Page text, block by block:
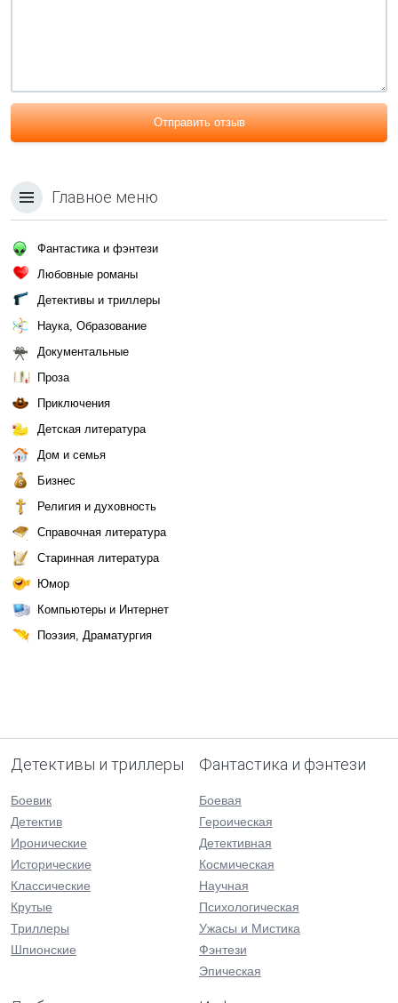
Отправить отзыв
Главное меню
Фантастика и фэнтези
Любовные романы
Детективы и триллеры
Наука, Образование
Документальные
Проза
Приключения
Детская литература
Дом и семья
Бизнес
Религия и духовность
Справочная литература
Старинная литература
Юмор
Компьютеры и Интернет
Поэзия, Драматургия
Детективы и триллеры
Боевик
Детектив
Иронические
Исторические
Классические
Крутые
Триллеры
Шпионские
Фантастика и фэнтези
Боевая
Героическая
Детективная
Космическая
Научная
Психологическая
Ужасы и Мистика
Фэнтези
Эпическая